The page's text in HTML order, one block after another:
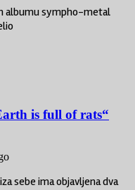
albumu sympho-metal
is full of rats“
sebe ima objavljena dva